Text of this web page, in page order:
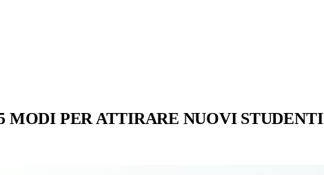
MODI PER ATTIRARE NUOVI STUDENTI